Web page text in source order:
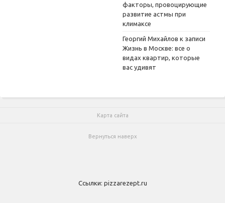
факторы, провоцирующие
развитие астмы при
климаксе
Георгий Михайлов к записи
Жизнь в Москве: все о
видах квартир, которые
вас удивят
Карта сайта
Вернуться наверх
Ссылки: pizzarezept.ru